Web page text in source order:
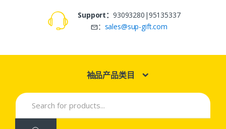
Support： 93093280|95135337
： sales@sup-gift.com
袖品产品类目
Search
for: